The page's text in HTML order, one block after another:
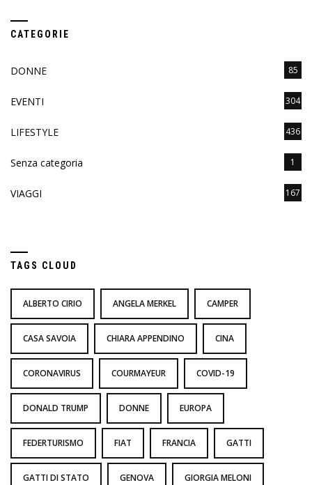
CATEGORIE
DONNE 85
EVENTI 304
LIFESTYLE 436
Senza categoria 1
VIAGGI 167
TAGS CLOUD
ALBERTO CIRIO ANGELA MERKEL CAMPER
CASA SAVOIA CHIARA APPENDINO CINA
CORONAVIRUS COURMAYEUR COVID-19
DONALD TRUMP DONNE EUROPA
FEDERTURISMO FIAT FRANCIA GATTI
GATTI DI STATO GENOVA GIORGIA MELONI